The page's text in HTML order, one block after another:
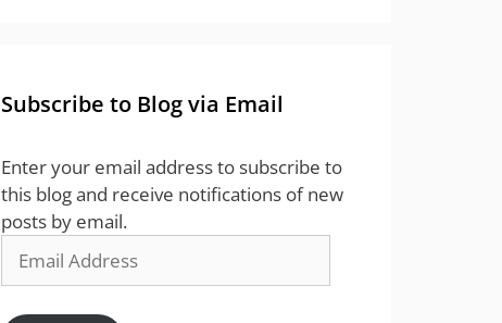
Subscribe to Blog via Email
Enter your email address to subscribe to
this blog and receive notifications of new
posts by email.
Address